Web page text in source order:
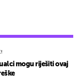
mogu riješiti ovaj